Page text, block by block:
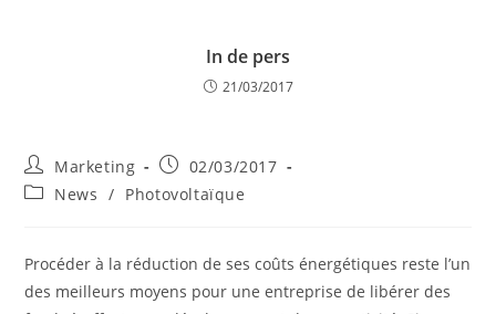
In de pers
21/03/2017
Post
author:
Marketing
Post
published:
02/03/2017
PostNews / Photovoltaïque
Procéder à la réduction de ses coûts énergétiques reste l’un
des meilleurs moyens pour une entreprise de libérer des